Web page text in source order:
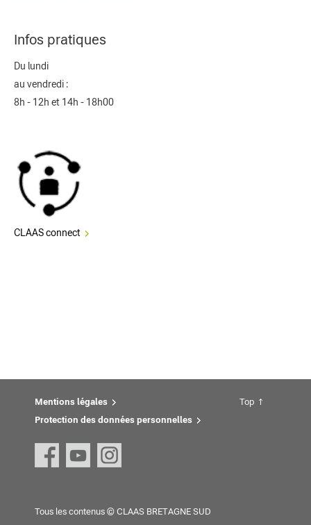
Infos pratiques
Du lundi
au vendredi :
8h - 12h et 14h - 18h00
CLAAS connect
Mentions légales
Protection des données personnelles
Top
Tous les contenus © CLAAS BRETAGNE SUD